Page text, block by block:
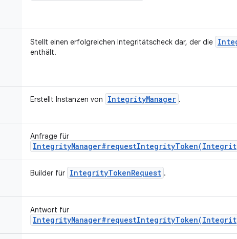
Stellt einen erfolgreichen Integritätscheck dar, der die
enthält.
Erstellt Instanzen von IntegrityManager .
Anfrage für
Builder für IntegrityTokenRequest .
Antwort für